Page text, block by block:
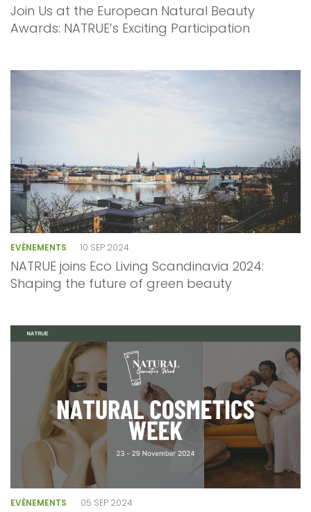
Join Us at the European Natural Beauty
Awards: NATRUE’s Exciting Participation
EVÈNEMENTS 10 SEP 2024
NATRUE joins Eco Living Scandinavia 2024:
Shaping the future of green beauty
EVÈNEMENTS 05 SEP 2024